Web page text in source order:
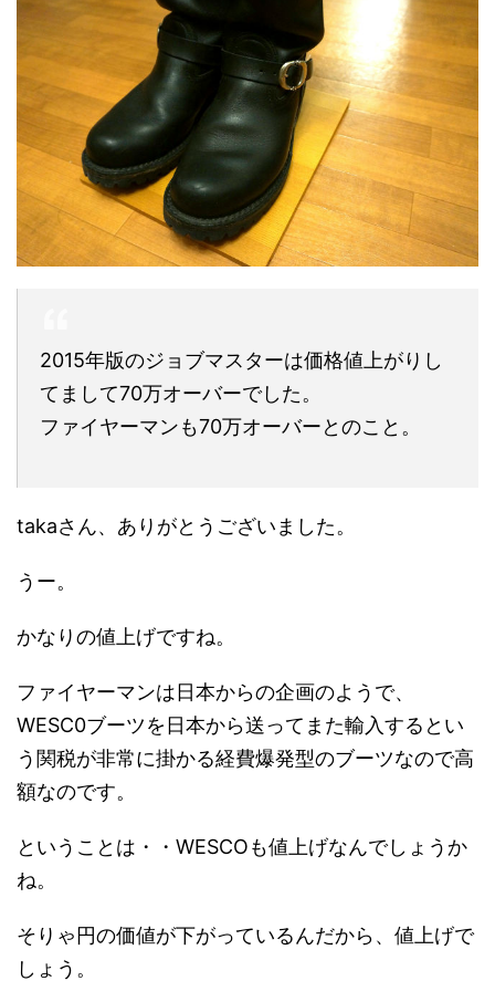
2015年版のジョブマスターは価格値上がりし
てまして70万オーバーでした。
ファイヤーマンも70万オーバーとのこと。
takaさん、ありがとうございました。
うー。
かなりの値上げですね。
ファイヤーマンは日本からの企画のようで、
WESC0ブーツを日本から送ってまた輸入するとい
う関税が非常に掛かる経費爆発型のブーツなので高
額なのです。
ということは・・WESCOも値上げなんでしょうか
ね。
そりゃ円の価値が下がっているんだから、値上げで
しょう。